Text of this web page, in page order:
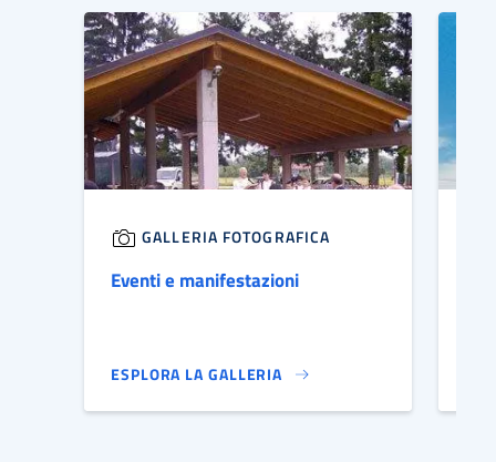
GALLERIA FOTOGRAFICA
Eventi e manifestazioni
ESPLORA LA GALLERIA
IMMAGINE DI COPERTINA